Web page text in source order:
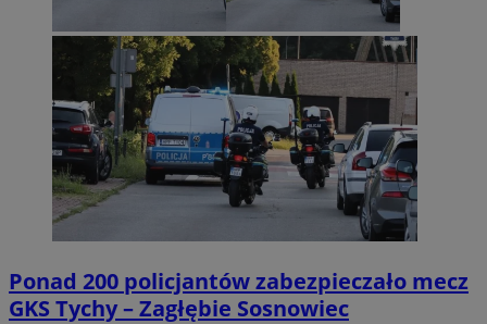
Ponad 200 policjantów zabezpieczało mecz
GKS Tychy – Zagłębie Sosnowiec